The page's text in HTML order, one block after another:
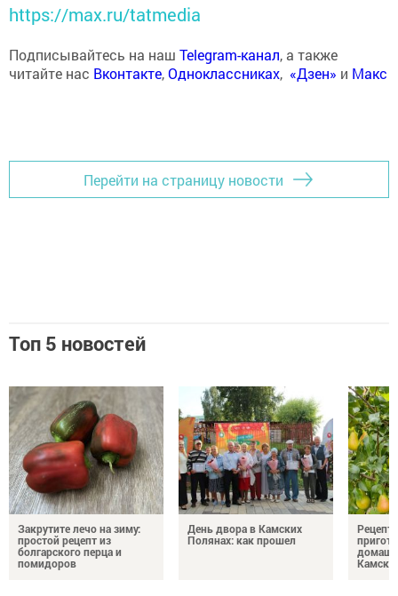
https://max.ru/tatmedia
Подписывайтесь на наш Telegram-канал, а также
читайте нас Вконтакте,Одноклассниках, «Дзен» и Макс
Перейти на страницу новости
Топ 5 новостей
Закрутите лечо на зиму:
простой рецепт из
болгарского перца и
помидоров
День двора в Камских
Полянах: как прошел